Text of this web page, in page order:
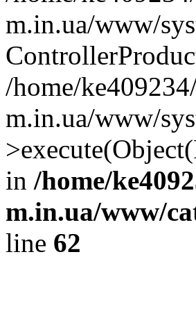
m.in.ua/www/
/home/
m.in.ua/www/
in /home/
m.in.ua/www/
line 62